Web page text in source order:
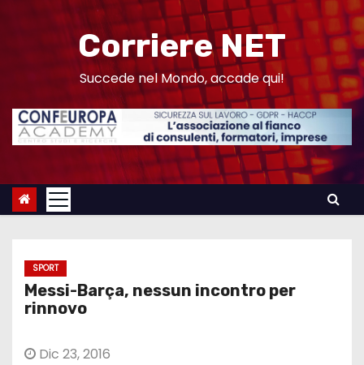
n
Corriere NET
Succede nel Mondo, accade qui!
SPORT
Messi-Barça, nessun incontro per
rinnovo
Dic 23, 2016